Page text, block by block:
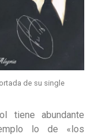
de su single
tiene abundante
lo de «los